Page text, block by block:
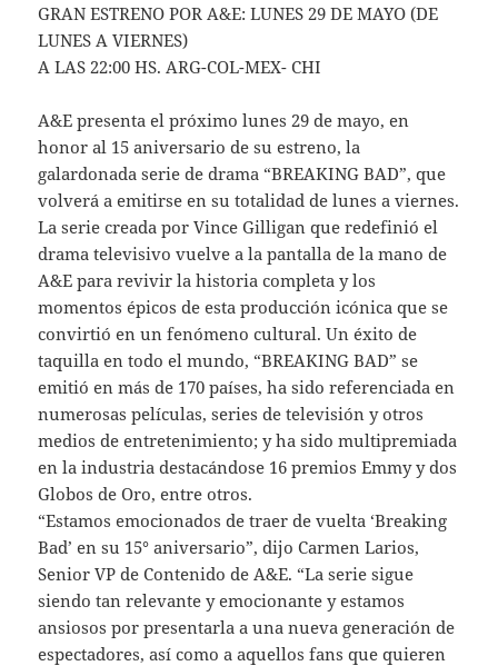
GRAN ESTRENO POR A&E: LUNES 29 DE MAYO (DE
LUNES A VIERNES)
A LAS 22:00 HS. ARG-COL-MEX- CHI
A&E presenta el próximo lunes 29 de mayo, en
honor al 15 aniversario de su estreno, la
galardonada serie de drama “BREAKING BAD”, que
volverá a emitirse en su totalidad de lunes a viernes.
La serie creada por Vince Gilligan que redefinió el
drama televisivo vuelve a la pantalla de la mano de
A&E para revivir la historia completa y los
momentos épicos de esta producción icónica que se
convirtió en un fenómeno cultural. Un éxito de
taquilla en todo el mundo, “BREAKING BAD” se
emitió en más de 170 países, ha sido referenciada en
numerosas películas, series de televisión y otros
medios de entretenimiento; y ha sido multipremiada
en la industria destacándose 16 premios Emmy y dos
Globos de Oro, entre otros.
“Estamos emocionados de traer de vuelta ‘Breaking
Bad’ en su 15° aniversario”, dijo Carmen Larios,
Senior VP de Contenido de A&E. “La serie sigue
siendo tan relevante y emocionante y estamos
ansiosos por presentarla a una nueva generación de
espectadores, así como a aquellos fans que quieren